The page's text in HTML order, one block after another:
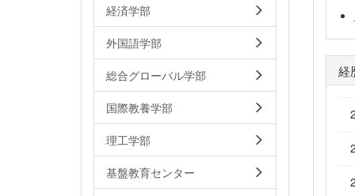
経
経済学部
外国語学部
総合グローバル学部
国際教養学部
理工学部
基盤教育センター